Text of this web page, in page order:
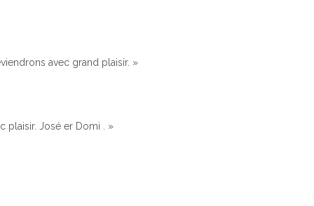
avec grand plaisir. »
plaisir. José er Domi . »